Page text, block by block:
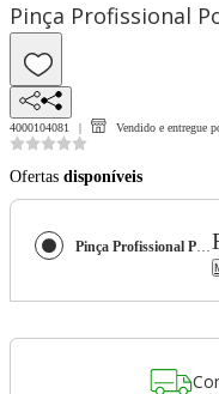
Pinça Profissional
4000104081 Vendido e entregue
Ofertas disponíveis
Pinça Profissional Ponta Reta TW–195AHG